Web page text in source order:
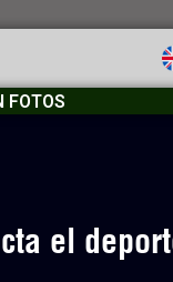
FOTOS
el